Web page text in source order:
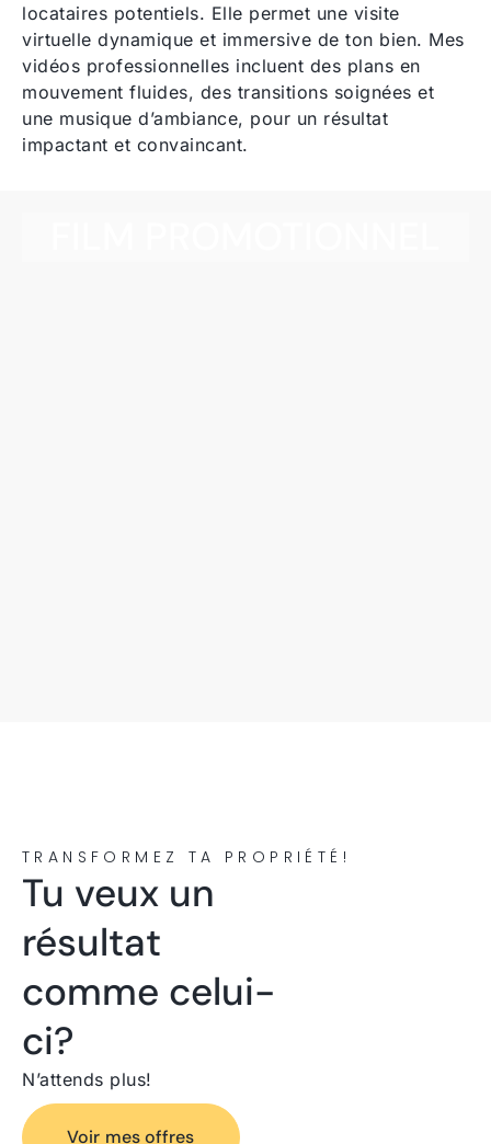
locataires potentiels. Elle permet une visite
virtuelle dynamique et immersive de ton bien. Mes
vidéos professionnelles incluent des plans en
mouvement fluides, des transitions soignées et
une musique d’ambiance, pour un résultat
impactant et convaincant.
TRANSFORMEZ TA PROPRIÉTÉ!
Tu veux un
résultat
comme celui-
ci?
N’attends plus!
Voir mes offres